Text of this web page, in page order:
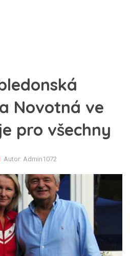
Novotná ve
pro všechny
Autor: Admin1072